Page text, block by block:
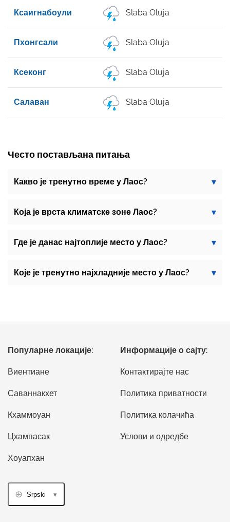
Ксаигнабоули Slaba Oluja
Пхонгсали Slaba Oluja
Ксеконг Slaba Oluja
Салаван Slaba Oluja
Често постављана питања
Какво је тренутно време у Лаос?
Која је врста климатске зоне Лаос?
Где је данас најтоплије место у Лаос?
Које је тренутно најхладније место у Лаос?
Популарне локације:
Виентиане
Саваннакхет
Кхаммоуан
Цхампасак
Хоуапхан
Информације о сајту:
Контактирајте нас
Политика приватности
Политика колачића
Услови и одредбе
Srpski